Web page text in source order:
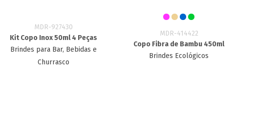
MDR-927430
Kit Copo Inox 50ml 4 Peças
Brindes para Bar, Bebidas e
Churrasco
MDR-414422
Copo Fibra de Bambu 450ml
Brindes Ecológicos